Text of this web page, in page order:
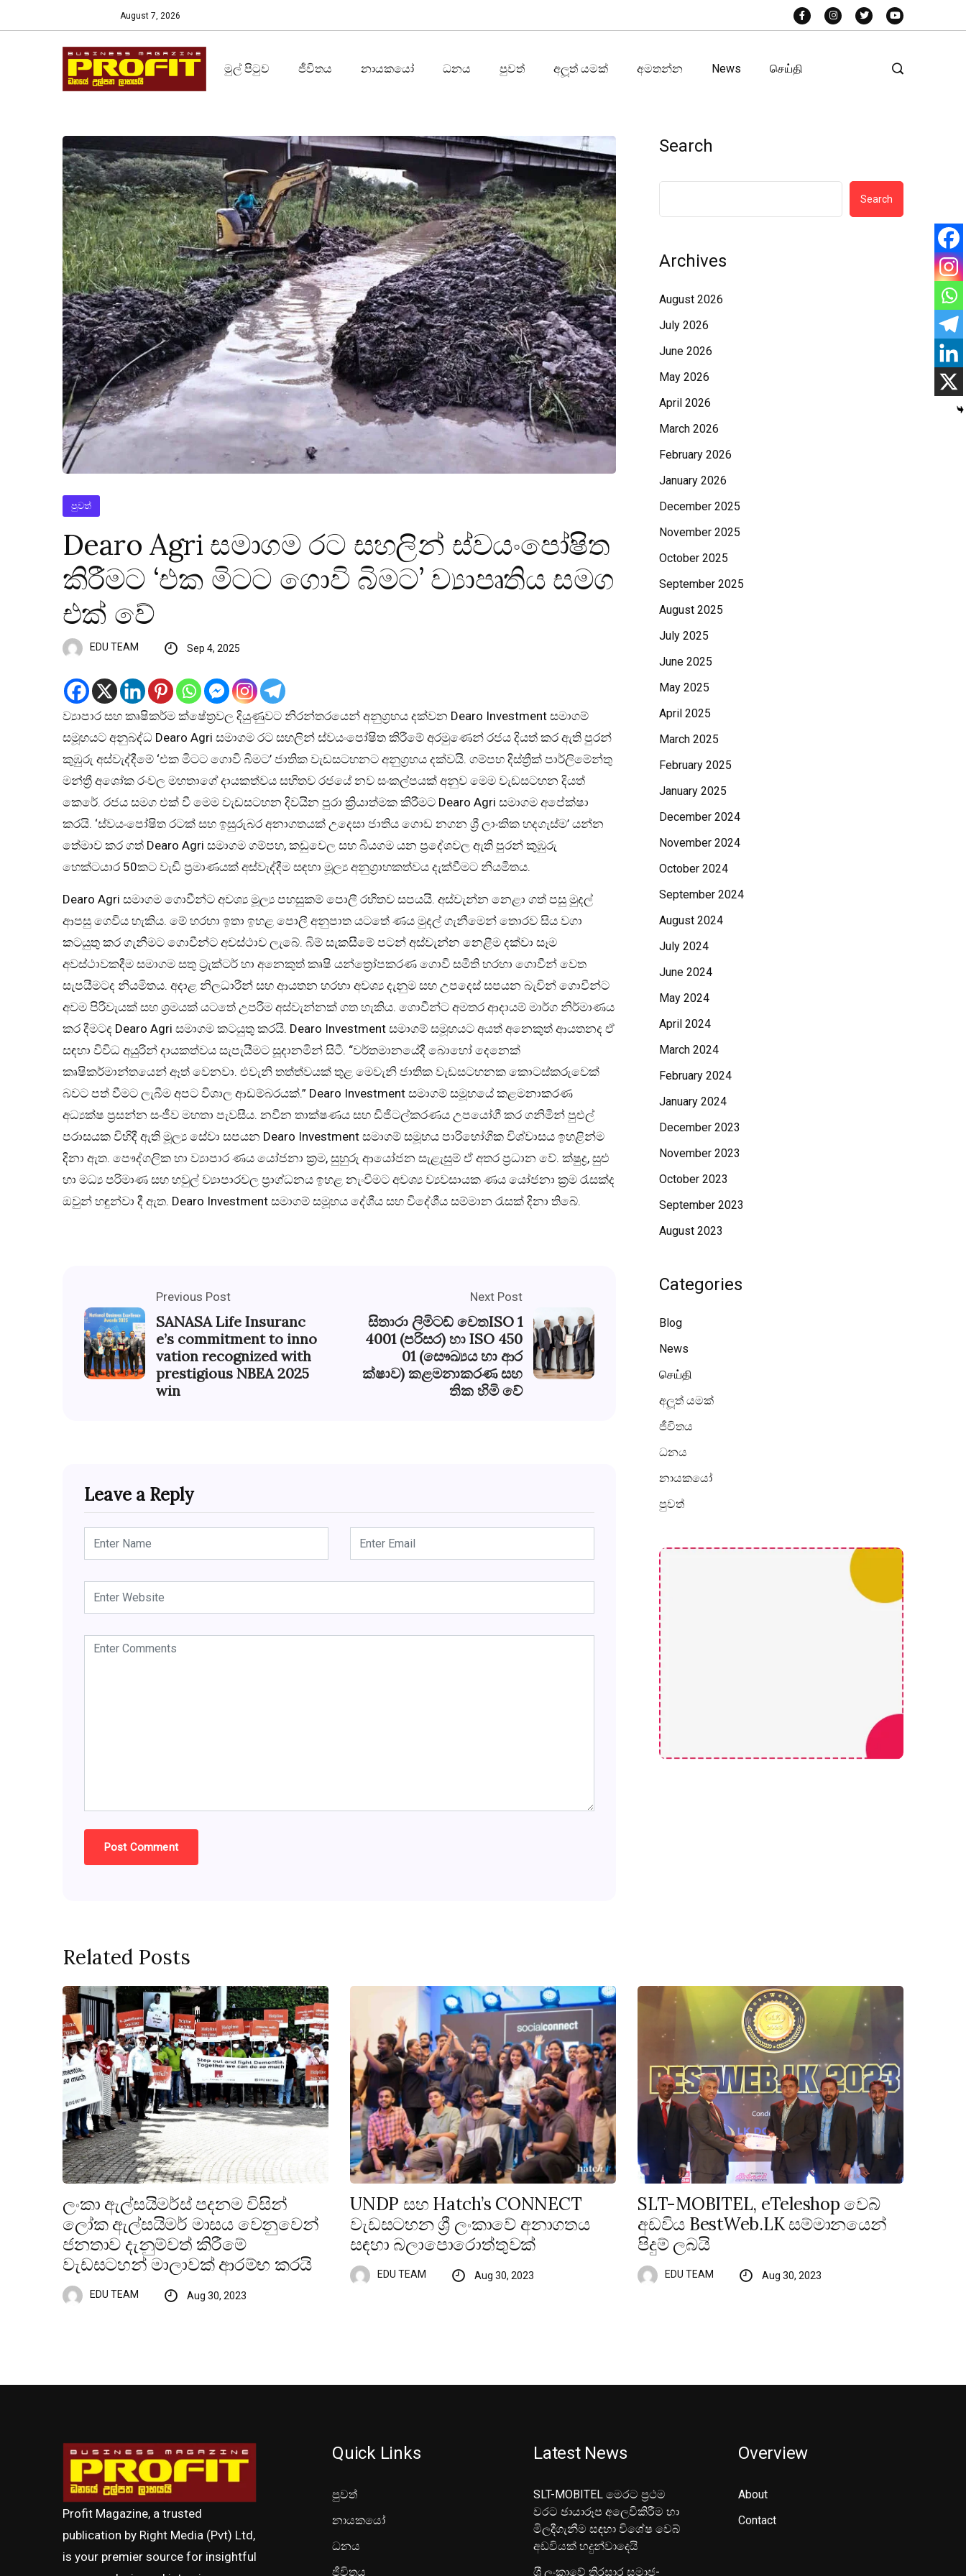
August 7, 2026
මුල් පිටුව ජීවිතය නායකයෝ ධනය පුවත් අලූත් යමක් අමතන්න News செய்தி
පුවත්
Dearo Agri සමාගම රට සහලින් ස්වයංපෝෂිත
කිරීමට ‘එක මිටට ගොවි බිමට’ ව්‍යාපෘතිය සමග
එක් වේ
EDU TEAM Sep 4, 2025
ව්‍යාපාර සහ කෘෂිකර්ම ක්ෂේත්‍රවල දියුණුවට නිරන්තරයෙන් අනුග්‍රහය දක්වන Dearo Investment සමාගම්
සමූහයට අනුබද්ධ Dearo Agri සමාගම රට සහලින් ස්වයංපෝෂිත කිරීමේ අරමුණෙන් රජය දියත් කර ඇති පුරන්
කුඹුරු අස්වැද්දීමේ ‘එක මිටට ගොවි බිමට’ ජාතික වැඩසටහනට අනුග්‍රහය දක්වයි. ගම්පහ දිස්ත්‍රීක් පාර්ලිමේන්තු
මන්ත්‍රී අශෝක රංවල මහතාගේ දායකත්වය සහිතව රජයේ නව සංකල්පයක් අනුව මෙම වැඩසටහන දියත්
කෙරේ. රජය සමග එක් වී මෙම වැඩසටහන දිවයින පුරා ක්‍රියාත්මක කිරීමට Dearo Agri සමාගම අපේක්ෂා
කරයි. ‘ස්වයංපෝෂිත රටක් සහ ඉසුරුබර අනාගතයක් උදෙසා ජාතිය ගොඩ නගන ශ්‍රී ලාංකික හදගැස්ම’ යන්න
තේමාව කර ගත් Dearo Agri සමාගම ගම්පහ, කඩුවෙල සහ බියගම යන ප්‍රදේශවල ඇති පුරන් කුඹුරු
හෙක්ටයාර 50කට වැඩි ප්‍රමාණයක් අස්වැද්දීම සඳහා මූල්‍ය අනුග්‍රාහකත්වය දැක්වීමට නියමිතය.
Dearo Agri සමාගම ගොවීන්ට අවශ්‍ය මූල්‍ය පහසුකම් පොලී රහිතව සපයයි. අස්වැන්න නෙළා ගත් පසු මුදල්
ආපසු ගෙවිය හැකිය. මේ හරහා ඉතා ඉහළ පොලී අනුපාත යටතේ ණය මුදල් ගැනීමෙන් තොරව සිය වගා
කටයුතු කර ගැනීමට ගොවීන්ට අවස්ථාව ලැබේ. බිම් සැකසීමේ පටන් අස්වැන්න නෙළීම දක්වා සෑම
අවස්ථාවකදීම සමාගම සතු ට්‍රැක්ටර් හා අනෙකුත් කෘෂි යන්ත්‍රෝපකරණ ගොවි සමිති හරහා ගොවීන් වෙත
සැපයීමටද නියමිතය. අදාළ නිලධාරීන් සහ ආයතන හරහා අවශ්‍ය දැනුම සහ උපදෙස් සපයන බැවින් ගොවීන්ට
අවම පිරිවැයක් සහ ශ්‍රමයක් යටතේ උපරිම අස්වැන්නක් ගත හැකිය. ගොවීන්ට අමතර ආදායම් මාර්ග නිර්මාණය
කර දීමටද Dearo Agri සමාගම කටයුතු කරයි. Dearo Investment සමාගම් සමූහයට අයත් අනෙකුත් ආයතනද ඒ
සඳහා විවිධ අයුරින් දායකත්වය සැපැයීමට සූදානමින් සිටී. “වර්තමානයේදී බොහෝ දෙනෙක්
කෘෂිකර්මාන්තයෙන් ඈත් වෙනවා. එවැනි තත්ත්වයක් තුළ මෙවැනි ජාතික වැඩසටහනක කොටස්කරුවෙක්
බවට පත් වීමට ලැබීම අපට විශාල ආඩම්බරයක්.” Dearo Investment සමාගම් සමූහයේ කළමනාකරණ
අධ්‍යක්ෂ ප්‍රසන්න සංජීව මහතා පැවසීය. නවීන තාක්ෂණය සහ ඩිජිටල්කරණය උපයෝගී කර ගනිමින් පුළුල්
පරාසයක විහිදී ඇති මූල්‍ය සේවා සපයන Dearo Investment සමාගම් සමූහය පාරිභෝගික විශ්වාසය ඉහළින්ම
දිනා ඇත. පෞද්ගලික හා ව්‍යාපාර ණය යෝජනා ක්‍රම, සුහුරු ආයෝජන සැළැසුම් ඒ අතර ප්‍රධාන වේ. ක්ෂුද්‍ර, සුළු
හා මධ්‍ය පරිමාණ සහ හවුල් ව්‍යාපාරවල ප්‍රාග්ධනය ඉහළ නැංවීමට අවශ්‍ය ව්‍යවසායක ණය යෝජනා ක්‍රම රැසක්ද
ඔවුන් හඳුන්වා දී ඇත. Dearo Investment සමාගම් සමූහය දේශීය සහ විදේශීය සම්මාන රැසක් දිනා තිබේ.
Previous Post
SANASA Life Insuranc
e’s commitment to inno
vation recognized with
prestigious NBEA 2025
win
Next Post
සිතාරා ලිමිටඩ් වෙතISO 1
4001 (පරිසර) හා ISO 450
01 (සෞඛ්‍යය හා ආර
ක්ෂාව) කළමනාකරණ සහ
තික හිමි වේ
Leave a Reply
Search
Search
Archives
August 2026
July 2026
June 2026
May 2026
April 2026
March 2026
February 2026
January 2026
December 2025
November 2025
October 2025
September 2025
August 2025
July 2025
June 2025
May 2025
April 2025
March 2025
February 2025
January 2025
December 2024
November 2024
October 2024
September 2024
August 2024
July 2024
June 2024
May 2024
April 2024
March 2024
February 2024
January 2024
December 2023
November 2023
October 2023
September 2023
August 2023
Categories
Blog
News
செய்தி
අලූත් යමක්
ජීවිතය
ධනය
නායකයෝ
පුවත්
Related Posts
ලංකා ඇල්සයිමර්ස් පදනම විසින්
ලෝක ඇල්සයිමර් මාසය වෙනුවෙන්
ජනතාව දැනුම්වත් කිරීමේ
වැඩසටහන් මාලාවක් ආරම්භ කරයි
EDU TEAM Aug 30, 2023
UNDP සහ Hatch’s CONNECT
වැඩසටහන ශ්‍රී ලංකාවේ අනාගතය
සඳහා බලාපොරොත්තුවක්
EDU TEAM Aug 30, 2023
SLT-MOBITEL, eTeleshop වෙබ්
අඩවිය BestWeb.LK සම්මානයෙන්
පිදුම් ලබයි
EDU TEAM Aug 30, 2023
Profit Magazine, a trusted
publication by Right Media (Pvt) Ltd,
is your premier source for insightful
Quick Links
පුවත්
නායකයෝ
ධනය
ජීවිතය
Latest News
SLT-MOBITEL මෙරට ප්‍රථම
වරට ඡායාරූප අලෙවිකිරීම හා
මිලදීගැනීම සඳහා විශේෂ වෙබ්
අඩවියක් හදුන්වාදෙයි
ශ‍්‍රී ලංකාවේ තිරසාර සමාජ-
Overview
About
Contact